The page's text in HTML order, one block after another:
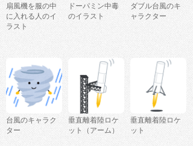
扇風機を服の中
に入れる人のイ
ラスト
ドーパミン中毒
のイラスト
ダブル台風のキ
ャラクター
台風のキャラク
ター
垂直離着陸ロケ
ット（アーム）
垂直離着陸ロケ
ット